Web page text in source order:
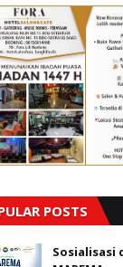
POSTS
Sosialisasi